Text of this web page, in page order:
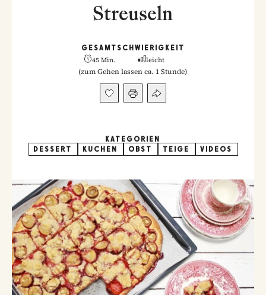
Streuseln
GESAMT
45 Min.
SCHWIERIGKEIT
leicht
(zum Gehen lassen ca. 1 Stunde)
KATEGORIEN
DESSERT
KUCHEN OBST TEIGE VIDEOS